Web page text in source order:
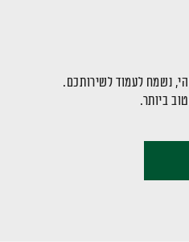
נשמח לעמוד לשירותכם.
ביותר.